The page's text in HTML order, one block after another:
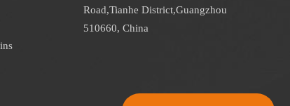
Road,Tianhe District,Guangzhou
510660, China